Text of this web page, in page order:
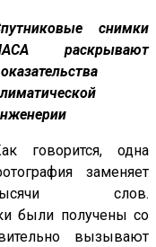
снимки
раскрывают
говорится, одна
заменяет
слов.
были получены со
вызывают